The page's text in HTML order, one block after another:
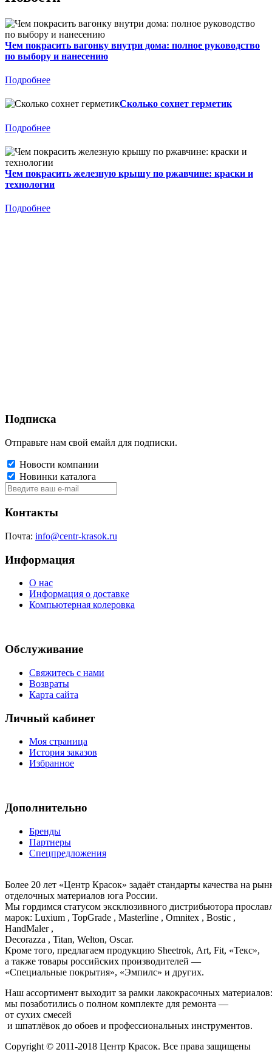
Чем покрасить вагонку внутри дома: полное руководство
по выбору и нанесению
Подробнее
Сколько сохнет герметик
Подробнее
Чем покрасить железную крышу по ржавчине: краски и
технологии
Подробнее
Подписка
Отправьте нам свой емайл для подписки.
Новости компании
Новинки каталога
Контакты
Почта: info@centr-krasok.ru
Информация
О нас
Информация о доставке
Компьютерная колеровка
Обслуживание
Свяжитесь с нами
Возвраты
Карта сайта
Личный кабинет
Моя страница
История заказов
Избранное
Дополнительно
Бренды
Партнеры
Спецпредложения
Более 20 лет «Центр Красок» задаёт стандарты качества на
отделочных материалов юга России.
Мы гордимся статусом эксклюзивного дистрибьютора
марок: Luxium , TopGrade , Masterline , Omnitex , Bostic ,
HandMaler ,
Decorazza , Titan, Welton, Oscar.
Кроме того, предлагаем продукцию Sheetrok, Art, Fit, «Текс»,
а также товары российских производителей —
«Специальные покрытия», «Эмпилс» и других.
Наш ассортимент выходит за рамки лакокрасочных
мы позаботились о полном комплекте для ремонта —
от сухих смесей
и шпатлёвок до обоев и профессиональных инструментов.
Copyright © 2011-2018 Центр Красок. Все права защищены